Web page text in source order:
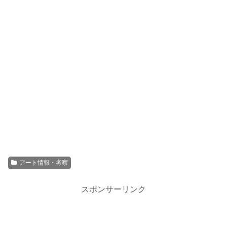
アート情報・考察
スポンサーリンク